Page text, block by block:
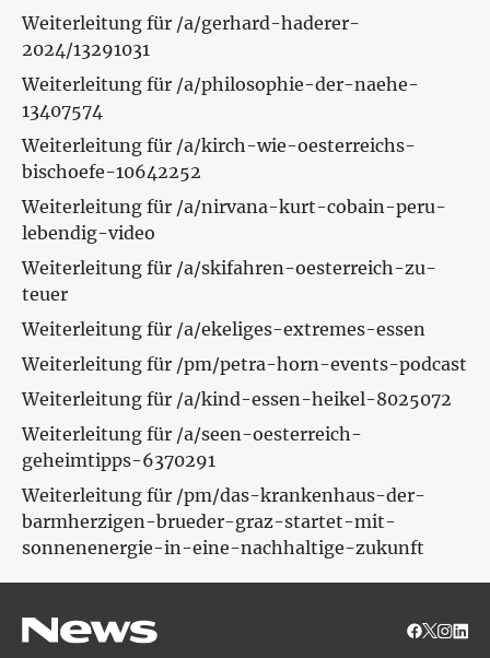
Weiterleitung für /a/gerhard-haderer-
2024/13291031
Weiterleitung für /a/philosophie-der-naehe-
13407574
Weiterleitung für /a/kirch-wie-oesterreichs-
bischoefe-10642252
Weiterleitung für /a/nirvana-kurt-cobain-peru-
lebendig-video
Weiterleitung für /a/skifahren-oesterreich-zu-
teuer
Weiterleitung für /a/ekeliges-extremes-essen
Weiterleitung für /pm/petra-horn-events-podcast
Weiterleitung für /a/kind-essen-heikel-8025072
Weiterleitung für /a/seen-oesterreich-
geheimtipps-6370291
Weiterleitung für /pm/das-krankenhaus-der-
barmherzigen-brueder-graz-startet-mit-
sonnenenergie-in-eine-nachhaltige-zukunft